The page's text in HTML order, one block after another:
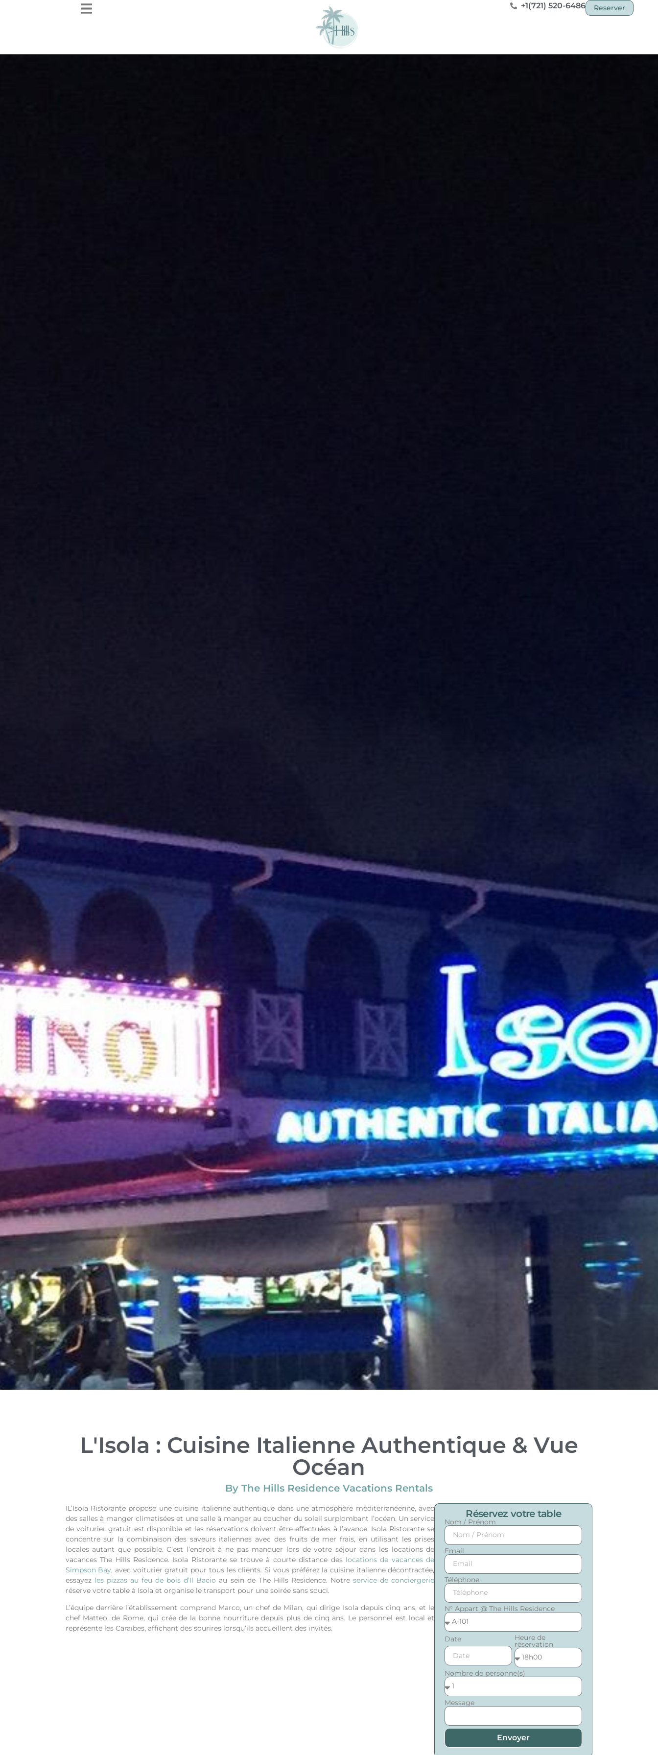
Reserver
+1(721) 520-6486
L'Isola : Cuisine Italienne Authentique & Vue
Océan
By The Hills Residence Vacations Rentals
IL’Isola Ristorante propose une cuisine italienne authentique dans une atmosphère méditerranéenne, avec
des salles à manger climatisées et une salle à manger au coucher du soleil surplombant l’océan. Un service
de voiturier gratuit est disponible et les réservations doivent être effectuées à l’avance. Isola Ristorante se
concentre sur la combinaison des saveurs italiennes avec des fruits de mer frais, en utilisant les prises
locales autant que possible. C’est l’endroit à ne pas manquer lors de votre séjour dans les locations de
vacances The Hills Residence. Isola Ristorante se trouve à courte distance des locations de vacances de
Simpson Bay, avec voiturier gratuit pour tous les clients. Si vous préférez la cuisine italienne décontractée,
essayez les pizzas au feu de bois d’Il Bacio au sein de The Hills Residence. Notreservice de conciergerie
réserve votre table à Isola et organise le transport pour une soirée sans souci.
L’équipe derrière l’établissement comprend Marco, un chef de Milan, qui dirige Isola depuis cinq ans, et le
chef Matteo, de Rome, qui crée de la bonne nourriture depuis plus de cinq ans. Le personnel est local et
représente les Caraïbes, affichant des sourires lorsqu’ils accueillent des invités.
Réservez votre table
Nom / Prénom
Email
Téléphone
N° Appart @ The Hills Residence
Date Heure de
réservation
Nombre de personne(s)
Message
Envoyer